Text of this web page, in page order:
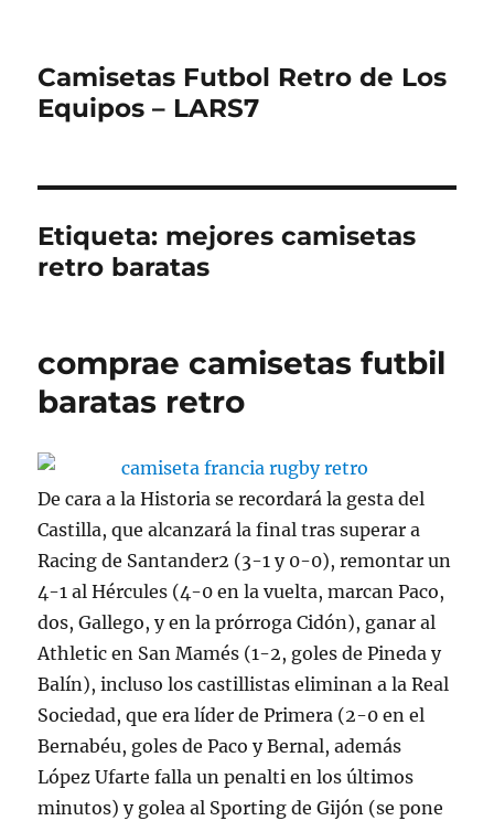
Camisetas Futbol Retro de Los
Equipos – LARS7
Etiqueta: mejores camisetas
retro baratas
comprae camisetas futbil
baratas retro
De cara a la Historia se recordará la gesta del
Castilla, que alcanzará la final tras superar a
Racing de Santander2 (3-1 y 0-0), remontar un
4-1 al Hércules (4-0 en la vuelta, marcan Paco,
dos, Gallego, y en la prórroga Cidón), ganar al
Athletic en San Mamés (1-2, goles de Pineda y
Balín), incluso los castillistas eliminan a la Real
Sociedad, que era líder de Primera (2-0 en el
Bernabéu, goles de Paco y Bernal, además
López Ufarte falla un penalti en los últimos
minutos) y golea al Sporting de Gijón (se pone